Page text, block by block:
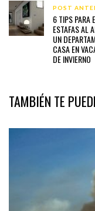
POST
6 TIPS PARA
ESTAFAS AL
UN
CASA EN
DE INVIERNO
TAMBIÉN TE